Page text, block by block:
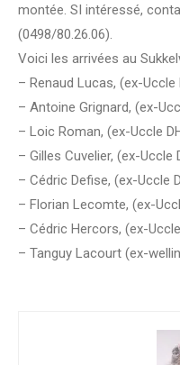
montée. SI intéressé,
(0498/80.26.06).
Voici les arrivées au
– Renaud Lucas, (ex-Uccle
– Antoine Grignard, (ex-
– Loic Roman, (ex-Uccle
– Gilles Cuvelier, (ex-Uccle
– Cédric Defise, (ex-Uccle
– Florian Lecomte, (ex-
– Cédric Hercors, (ex-
– Tanguy Lacourt (ex-